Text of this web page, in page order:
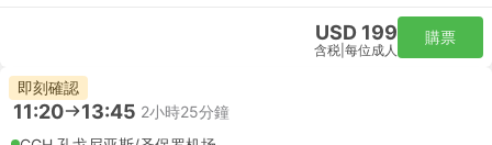
USD 199
含税 每位成人
購票
即刻確認
11:20 13:45 2小時25分鐘